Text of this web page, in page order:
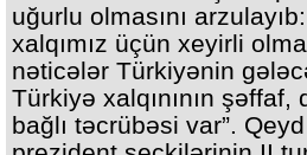
uğurlu olmasını
xalqımız üçün xeyirli
nəticələr Türkiyənin
Türkiyə xalqınının
bağlı təcrübəsi var”.